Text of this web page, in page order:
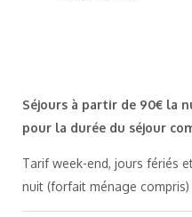
Séjours à partir de 90€ la
pour la durée du séjour
Tarif week-end, jours fériés
nuit (forfait ménage compris)